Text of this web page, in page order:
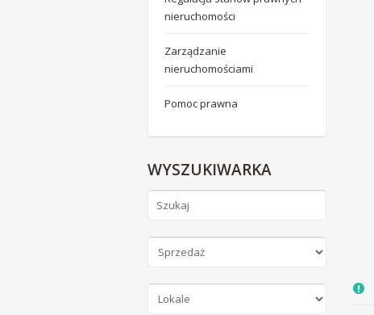
nieruchomości
Zarządzanie
nieruchomościami
Pomoc prawna
WYSZUKIWARKA